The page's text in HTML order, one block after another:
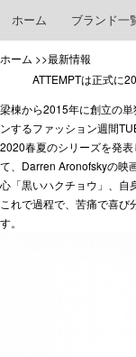
ホーム ブランド一
ホーム >>最新情報
ATTEMPTは正式に
梁棟から2015年に創立の
ンするファッション週間
2020春夏のシリーズを発
て、Darren Aronofskyの映
心「黒いハクチョウ」、自
これで過程で、苦痛で喜び
す。